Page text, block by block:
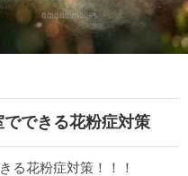
できる花粉症対策
る花粉症対策！！！